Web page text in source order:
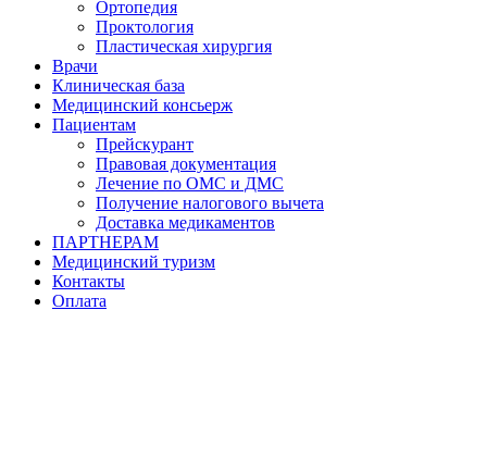
Ортопедия
Проктология
Пластическая хирургия
Врачи
Клиническая база
Медицинский консьерж
Пациентам
Прейскурант
Правовая документация
Лечение по ОМС и ДМС
Получение налогового вычета
Доставка медикаментов
ПАРТНЕРАМ
Медицинский туризм
Контакты
Оплата